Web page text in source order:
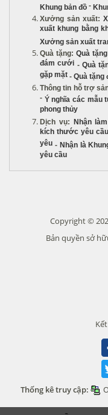
Khung bản đồ -
Xưởng sản xuất:
xuất khung bằng
Xưởng sản xuất
Quà tặng: Quà
đám cưới - Quà
gặp mặt - Quà tặng
Thông tin hỗ trợ
- Ý nghĩa các mẫu
phong thủy
Dịch vụ: Nhận
kích thước yêu cầu
yêu - Nhận là
yêu cầu
Copyright ©
Bản quyền sở
Thống kê truy cập: